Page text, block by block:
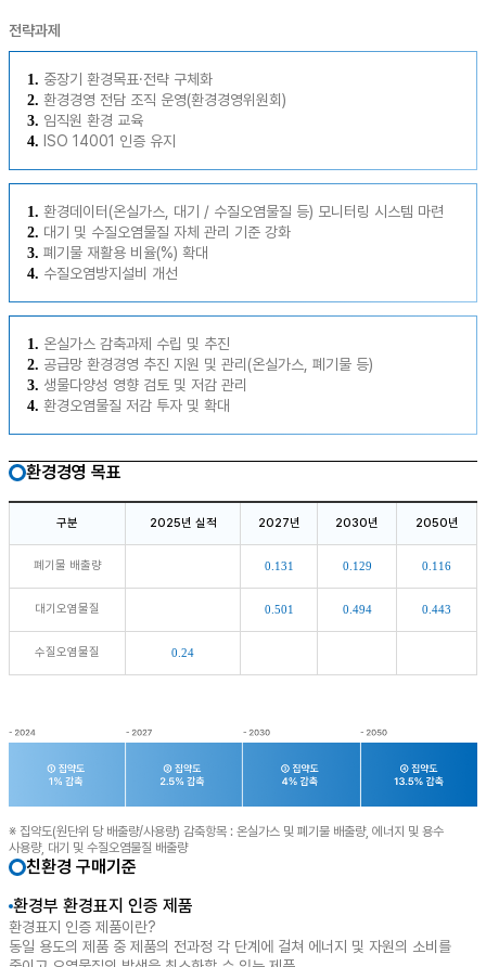
전략과제
1. 중장기 환경목표·전략 구체화
2. 환경경영 전담 조직 운영(환경경영위원회)
3. 임직원 환경 교육
4. ISO 14001 인증 유지
1. 환경데이터(온실가스, 대기 / 수질오염물질 등) 모니터링 시스템 마련
2. 대기 및 수질오염물질 자체 관리 기준 강화
3. 폐기물 재활용 비율(%) 확대
4. 수질오염방지설비 개선
1. 온실가스 감축과제 수립 및 추진
2. 공급망 환경경영 추진 지원 및 관리(온실가스, 폐기물 등)
3. 생물다양성 영향 검토 및 저감 관리
4. 환경오염물질 저감 투자 및 확대
환경경영 목표
구분 2025년 실적 2027년 2030년 2050년
폐기물 배출량 0.131 0.129 0.116
대기오염물질 0.501 0.494 0.443
수질오염물질 0.24
※ 집약도(원단위 당 배출량/사용량) 감축항목 : 온실가스 및 폐기물 배출량, 에너지 및 용수
사용량, 대기 및 수질오염물질 배출량
친환경 구매기준
환경부 환경표지 인증 제품
환경표지 인증 제품이란?
동일 용도의 제품 중 제품의 전과정 각 단계에 걸쳐 에너지 및 자원의 소비를